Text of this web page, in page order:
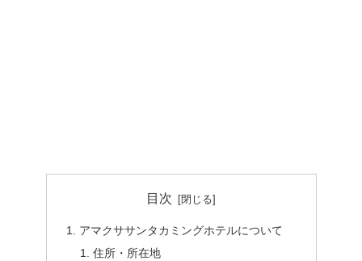
目次
アマクササンタカミングホテルについて
住所・所在地